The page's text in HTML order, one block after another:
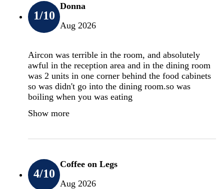
1/10
Donna
Aug 2026
Aircon was terrible in the room, and absolutely
awful in the reception area and in the dining room
was 2 units in one corner behind the food cabinets
so was didn't go into the dining room.so was
boiling when you was eating
Show more
4/10
Coffee on Legs
Aug 2026